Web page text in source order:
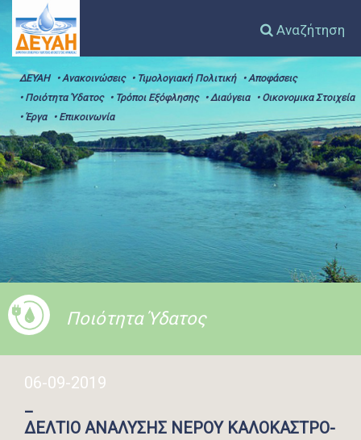
Αναζήτηση
ΔΕΥΑΗ • Ανακοινώσεις • Τιμολογιακή Πολιτική
• Αποφάσεις
• Ποιότητα Ύδατος
• Τρόποι Εξόφλησης • Διαύγεια
• Οικονομικα Στοιχεία
• Έργα
• Επικοινωνία
Ποιότητα Ύδατος
06-09-2019
_
ΔΕΛΤΙΟ ΑΝΑΛΥΣΗΣ ΝΕΡΟΥ ΚΑΛΟΚΑΣΤΡΟ-